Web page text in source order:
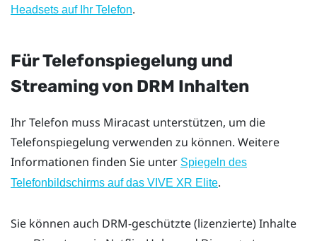
Headsets auf Ihr Telefon.
Für Telefonspiegelung und
Streaming von DRM Inhalten
Ihr Telefon muss Miracast unterstützen, um die
Telefonspiegelung verwenden zu können. Weitere
Informationen finden Sie unter Spiegeln des
Telefonbildschirms auf das VIVE XR Elite.
Sie können auch DRM-geschützte (lizenzierte) Inhalte